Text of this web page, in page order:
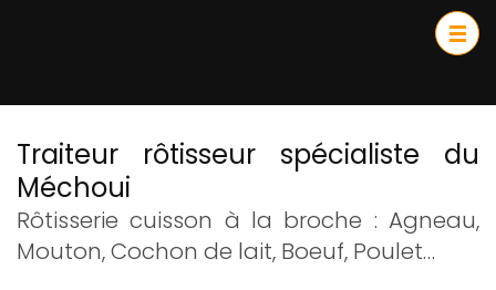
Traiteur rôtisseur spécialiste du
Méchoui
Rôtisserie cuisson à la broche : Agneau,
Mouton, Cochon de lait, Boeuf, Poulet…